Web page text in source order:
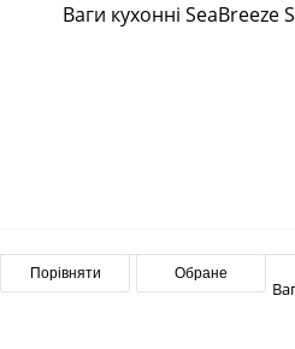
Порівняти Обране